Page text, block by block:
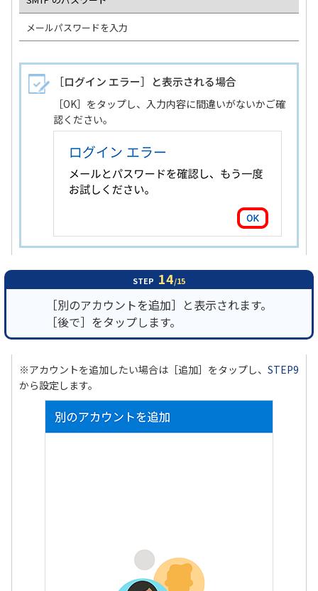
メールパスワードを入力
［ログイン エラー］と表示される場合
［OK］をタップし、入力内容に間違いがないかご確
認ください。
STEP 14/15
［別のアカウントを追加］と表示されます。
［後で］をタップします。
※アカウントを追加したい場合は［追加］をタップし、 STEP9
から設定します。